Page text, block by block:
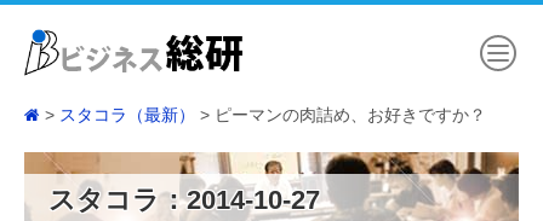
スタコラ（最新） ピーマンの肉詰め、お好きですか？
スタコラ：2014-10-27